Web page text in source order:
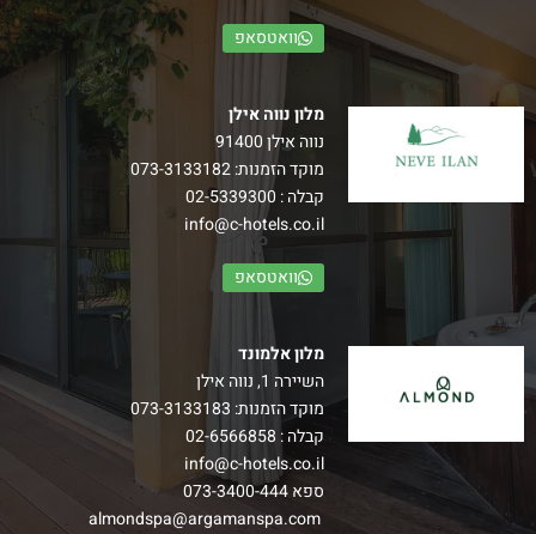
וואטסאפ
מלון נווה אילן
נווה אילן 91400
מוקד הזמנות:073-3133182
קבלה : 02-5339300
info@c-hotels.co.il
וואטסאפ
מלון אלמונד
השיירה 1, נווה אילן
מוקד הזמנות: 073-3133183
קבלה : 02-6566858
info@c-hotels.co.il
ספא073-3400-444
almondspa@argamanspa.com